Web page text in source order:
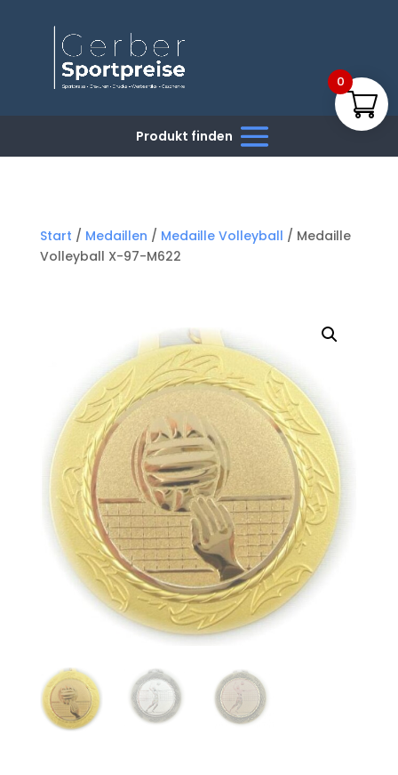
Start / Medaillen / Medaille Volleyball / Medaille
Volleyball X-97-M622
0